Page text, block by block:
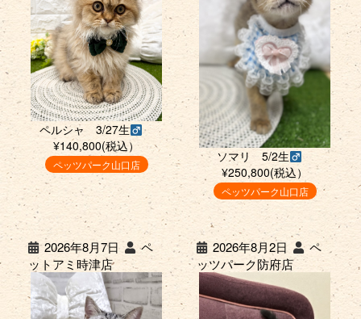
ペルシャ 3/27生
¥140,800(税込）
ペッツパーク山口店
ソマリ 5/2生
¥250,800(税込）
ペッツパーク山口店
2026年8月7日
ペ
ットアミ時津店
2026年8月2日
ペ
ッツパーク防府店